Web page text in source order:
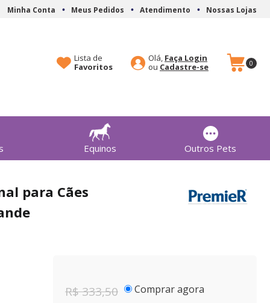
Minha Conta Meus Pedidos Atendimento Nossas Lojas
0
Olá, Faça Login
Cadastre-se
Lista de
Favoritos
Equinos Outros Pets
para Cães
Comprar agora
R$ 333,50